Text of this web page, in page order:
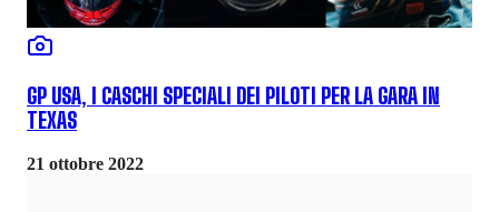
GP USA, I CASCHI SPECIALI DEI PILOTI PER LA GARA IN
TEXAS
21 ottobre 2022